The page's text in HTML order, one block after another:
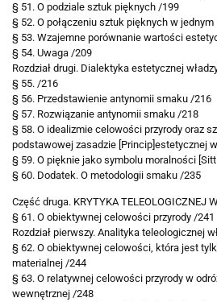
§ 51. O podziale sztuk pięknych /199
§ 52. O połączeniu sztuk pięknych w
§ 53. Wzajemne porównanie wartości
§ 54. Uwaga /209
Rozdział drugi. Dialektyka estetycznej
§ 55. /216
§ 56. Przedstawienie antynomii smaku /216
§ 57. Rozwiązanie antynomii smaku /218
§ 58. O idealizmie celowości przyrody oraz
podstawowej zasadzie [Princip]estetycznej
§ 59. O pięknie jako symbolu moralności
§ 60. Dodatek. O metodologii smaku /235
Część druga. KRYTYKA TELEOLOGICZNEJ
§ 61. O obiektywnej celowości przyrody /241
Rozdział pierwszy. Analityka teleologicznej
§ 62. O obiektywnej celowości, która jest
materialnej /244
§ 63. O relatywnej celowości przyrody w
wewnętrznej /248